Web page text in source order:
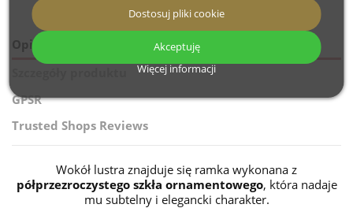
Opis
GPSR
Trusted Shops Reviews
Wokół lustra znajduje się ramka wykonana z
półprzezroczystego szkła ornamentowego, która nadaje
mu subtelny i elegancki charakter.
Więcej informacji
Dostosuj pliki cookie
Akceptuję